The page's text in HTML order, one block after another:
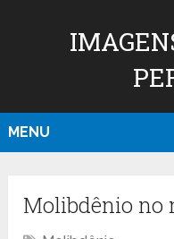
MENU
Molibdênio